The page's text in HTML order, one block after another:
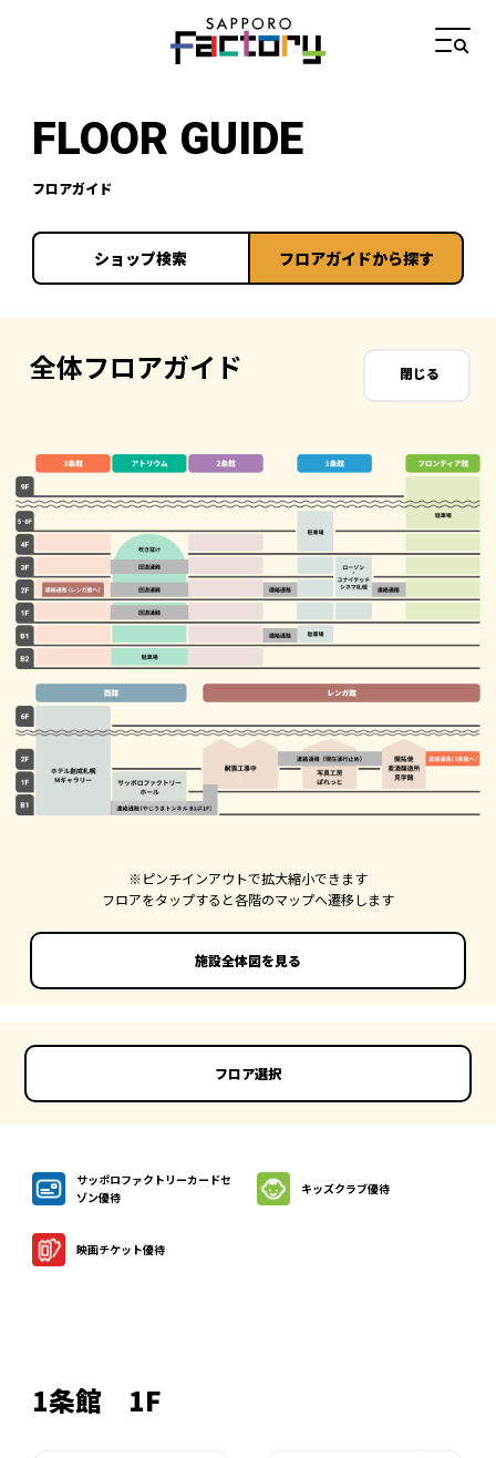
FLOOR GUIDE
フロアガイド
ショップ検索 フロアガイドから探す
全体フロアガイド
※ピンチインアウトで拡大縮小できます
フロアをタップすると各階のマップへ遷移します
施設全体図を見る
フロア選択
サッポロファクトリーカードセ
ゾン優待
キッズクラブ優待
映画チケット優待
1条館 1F